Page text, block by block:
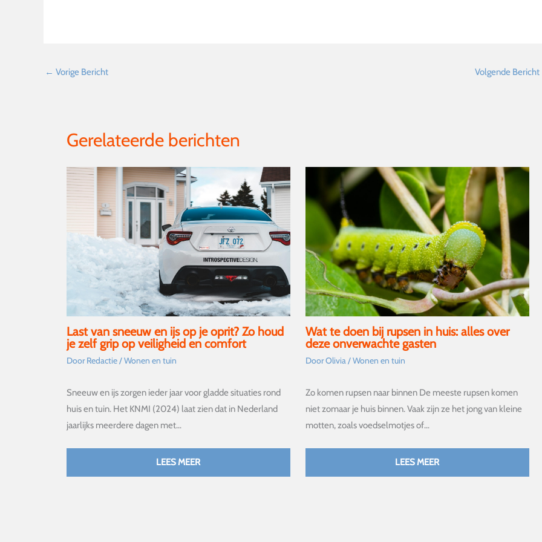
← Vorige Bericht Volgende Bericht
Gerelateerde berichten
Last van sneeuw en ijs op je oprit? Zo houd
je zelf grip op veiligheid en comfort
Door Redactie/Wonen en tuin
Sneeuw en ijs zorgen ieder jaar voor gladde situaties rond
huis en tuin. Het KNMI (2024) laat zien dat in Nederland
jaarlijks meerdere dagen met…
LEES MEER
Wat te doen bij rupsen in huis: alles over
deze onverwachte gasten
DoorOlivia/Wonen en tuin
Zo komen rupsen naar binnen De meeste rupsen komen
niet zomaar je huis binnen. Vaak zijn ze het jong van kleine
motten, zoals voedselmotjes of…
LEES MEER